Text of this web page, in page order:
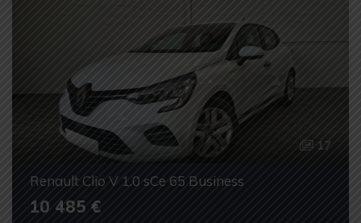
17
Renault Clio V 1.0 sCe 65 Business
10 485 €